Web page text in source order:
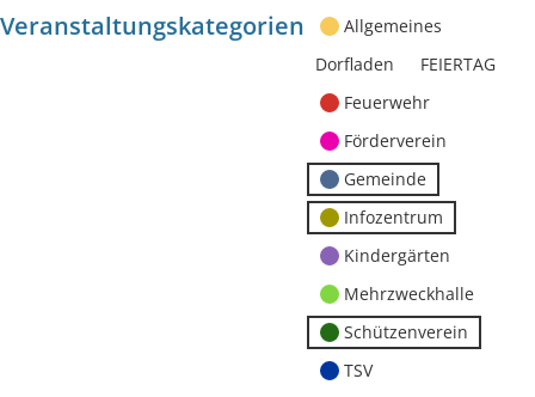
Veranstaltungskategorien
Allgemeines
Dorfladen
FEIERTAG
Feuerwehr
Förderverein
Gemeinde
Infozentrum
Kindergärten
Mehrzweckhalle
Schützenverein
TSV